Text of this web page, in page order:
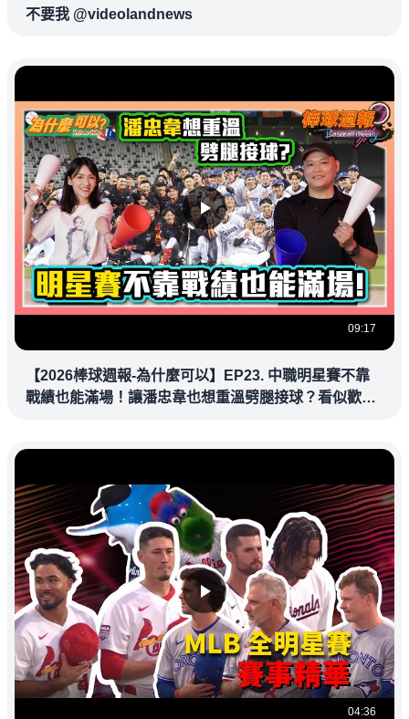
不要我 @videolandnews
09:17
【2026棒球週報-為什麼可以】EP23. 中職明星賽不靠
戰績也能滿場！讓潘忠韋也想重溫劈腿接球？看似歡樂
04:36